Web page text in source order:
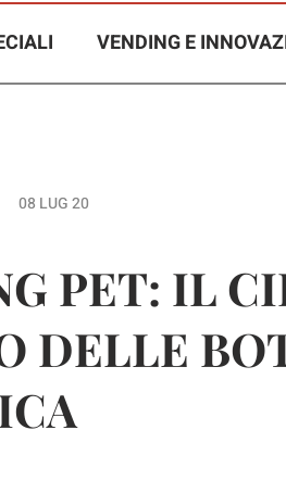
VENDING E
08 LUG 20
PET: IL
DELLE